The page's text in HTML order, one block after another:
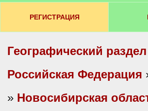
РЕГИСТРАЦИЯ
Географический раздел
Российская Федерация
» Новосибирская